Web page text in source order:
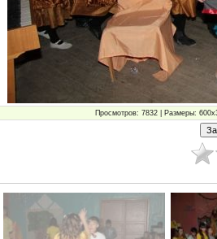
Просмотров: 7832 | Размеры: